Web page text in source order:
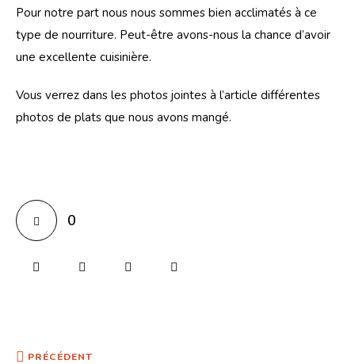
Pour notre part nous nous sommes bien acclimatés à ce
type de nourriture. Peut-être avons-nous la chance d’avoir
une excellente cuisinière.
Vous verrez dans les photos jointes à l’article différentes
photos de plats que nous avons mangé.
0
PRÉCÉDENT